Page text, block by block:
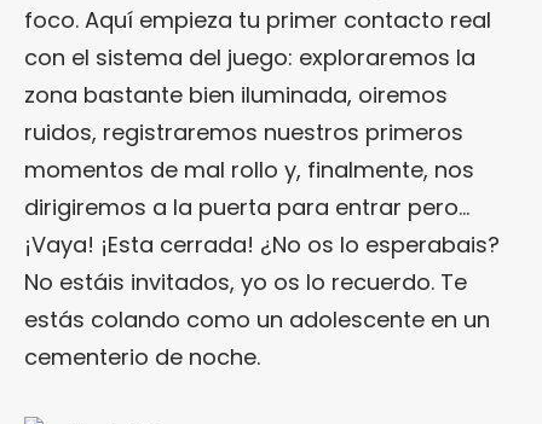
foco. Aquí empieza tu primer contacto real
con el sistema del juego: exploraremos la
zona bastante bien iluminada, oiremos
ruidos, registraremos nuestros primeros
momentos de mal rollo y, finalmente, nos
dirigiremos a la puerta para entrar pero…
¡Vaya! ¡Esta cerrada! ¿No os lo esperabais?
No estáis invitados, yo os lo recuerdo. Te
estás colando como un adolescente en un
cementerio de noche.